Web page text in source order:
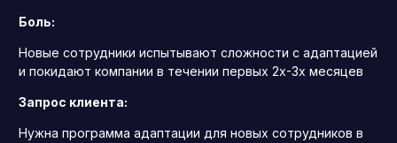
Боль:
Новые сотрудники испытывают сложности с адаптацией
и покидают компании в течении первых 2х-3х месяцев
Запрос клиента:
Нужна программа адаптации для новых сотрудников в